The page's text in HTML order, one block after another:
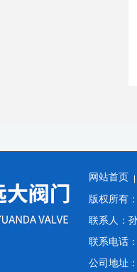
网站首页
版权所有
联系人：
联系电话
公司地址